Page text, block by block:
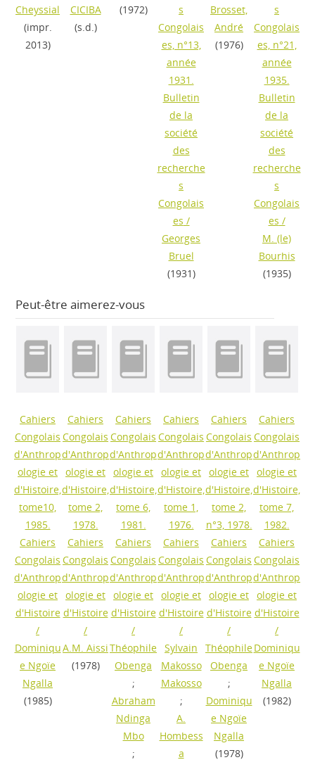
Cheyssial
(impr.
2013)
CICIBA
(s.d.)
(1972)
s
Congolais
es, n°13,
année
1931.
Bulletin
de la
société
des
recherche
s
Congolais
es /
Georges
Bruel
(1931)
Brosset,
André
(1976)
s
Congolais
es, n°21,
année
1935.
Bulletin
de la
société
des
recherche
s
Congolais
es /
M. (le)
Bourhis
(1935)
Peut-être aimerez-vous
Cahiers
Congolais
d'Anthrop
ologie et
d'Histoire,
tome10,
1985.
Cahiers
Congolais
d'Anthrop
ologie et
d'Histoire
/
Dominiqu
e Ngoïe
Ngalla
(1985)
Cahiers
Congolais
d'Anthrop
ologie et
d'Histoire,
tome 2,
1978.
Cahiers
Congolais
d'Anthrop
ologie et
d'Histoire
/
A.M. Aissi
(1978)
Cahiers
Congolais
d'Anthrop
ologie et
d'Histoire,
tome 6,
1981.
Cahiers
Congolais
d'Anthrop
ologie et
d'Histoire
/
Théophile
Obenga
;
Abraham
Ndinga
Mbo
;
Cahiers
Congolais
d'Anthrop
ologie et
d'Histoire,
tome 1,
1976.
Cahiers
Congolais
d'Anthrop
ologie et
d'Histoire
/
Sylvain
Makosso
Makosso
;
A.
Hombess
a
Cahiers
Congolais
d'Anthrop
ologie et
d'Histoire,
tome 2,
n°3, 1978.
Cahiers
Congolais
d'Anthrop
ologie et
d'Histoire
/
Théophile
Obenga
;
Dominiqu
e Ngoïe
Ngalla
(1978)
Cahiers
Congolais
d'Anthrop
ologie et
d'Histoire,
tome 7,
1982.
Cahiers
Congolais
d'Anthrop
ologie et
d'Histoire
/
Dominiqu
e Ngoïe
Ngalla
(1982)